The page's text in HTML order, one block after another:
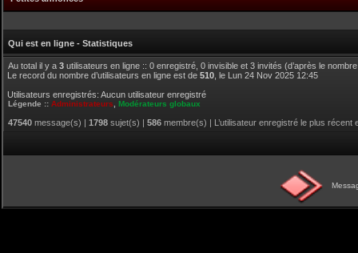
Qui est en ligne - Statistiques
Au total il y a 3 utilisateurs en ligne :: 0 enregistré, 0 invisible et 3 invités (d’après le
Le record du nombre d’utilisateurs en ligne est de 510 , le Lun 24 Nov 2025 12:45
Utilisateurs enregistrés: Aucun utilisateur enregistré
Légende :: Administrateurs Modérateurs globaux
47540 message(s) | 1798 sujet(s) | 586 membre(s) | L’utilisateur enregistré le plus récent